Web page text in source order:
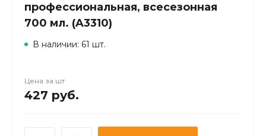
профессиональная, всесезонная
700 мл. (A3310)
В наличии: 61 шт.
Цена за шт
427 руб.